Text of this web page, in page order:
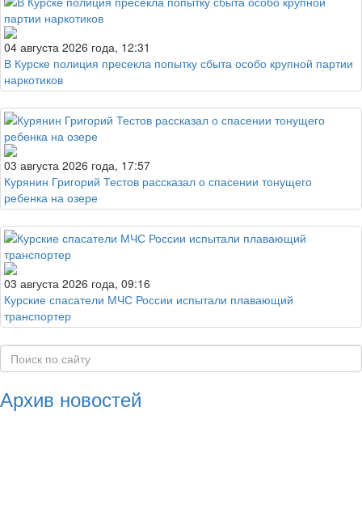
04 августа 2026 года, 12:31
В Курске полиция пресекла попытку сбыта особо крупной партии
наркотиков
03 августа 2026 года, 17:57
Курянин Григорий Тестов рассказал о спасении тонущего
ребенка на озере
03 августа 2026 года, 09:16
Курские спасатели МЧС России испытали плавающий
транспортер
Архив новостей